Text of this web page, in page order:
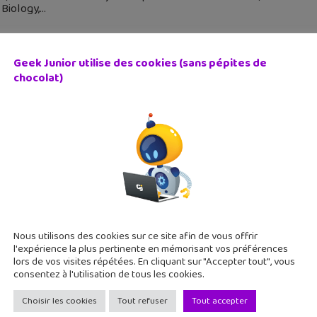
avec YouTube #134 : Nota Bene, Scienticfiz,
semaine, dans notre sélection de 8 vidéos trouvées sur
des T-shirts ! Cette semaine, nous avons sélectionné pour
avec YouTube #132 : Monsieur Phi, Marie Wild,
Geek Junior utilise des cookies (sans pépites de
chocolat)
Nous utilisons des cookies sur ce site afin de vous offrir
l'expérience la plus pertinente en mémorisant vos préférences
lors de vos visites répétées. En cliquant sur "Accepter tout", vous
consentez à l'utilisation de tous les cookies.
Choisir les cookies Tout refuser Tout accepter